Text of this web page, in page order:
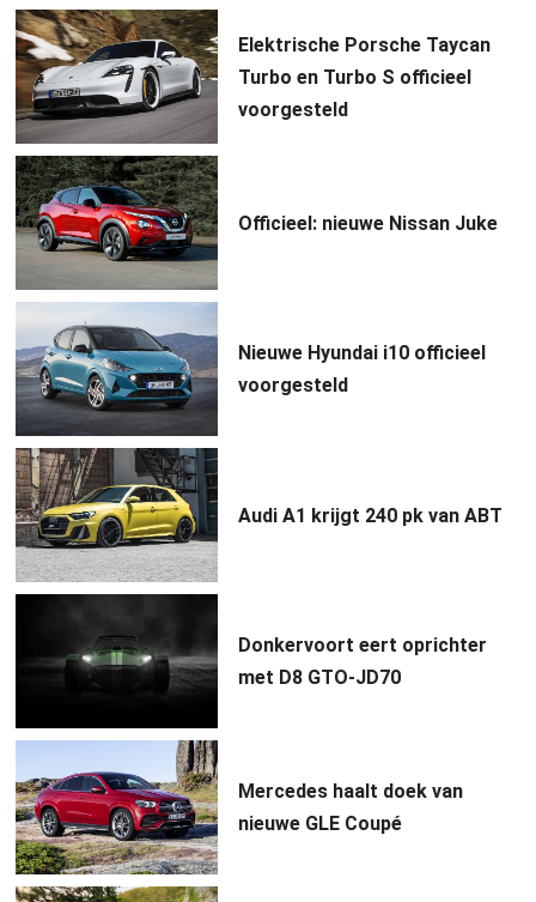
Elektrische Porsche Taycan
Turbo en Turbo S officieel
voorgesteld
Officieel: nieuwe Nissan Juke
Nieuwe Hyundai i10 officieel
voorgesteld
Audi A1 krijgt 240 pk van ABT
Donkervoort eert oprichter
met D8 GTO-JD70
Mercedes haalt doek van
nieuwe GLE Coupé